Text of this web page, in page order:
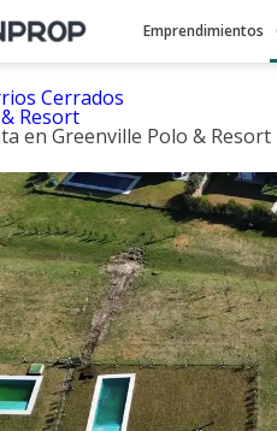
Emprendimientos
Cerrados
Resort
en Greenville Polo & Resort